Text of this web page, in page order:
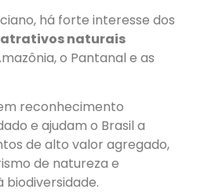
há forte interesse dos
atrativos naturais
o Pantanal e as
reconhecimento
e ajudam o Brasil a
de alto valor agregado,
de natureza e
biodiversidade.